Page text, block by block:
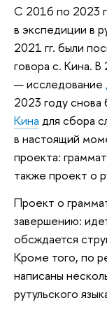
С 2016 по 2023
в экспедиции в
2021 гг. были
говора с. Кина.
— исследование
2023 году
Кина для сбора
в настоящий
проекта:
также проект о
Проект о
завершению:
обсждается
Кроме того, по
написаны
рутульского